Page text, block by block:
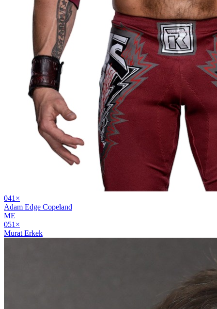
041 ×
Adam Edge Copeland
ME
051 ×
Murat Erkek